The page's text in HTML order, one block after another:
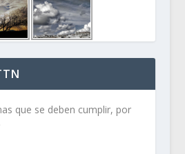
que se deben cumplir, por